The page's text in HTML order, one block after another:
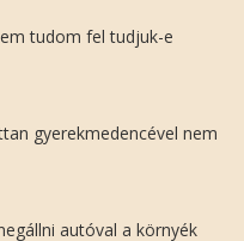
tudom fel tudjuk-e
gyerekmedencével nem
autóval a környék